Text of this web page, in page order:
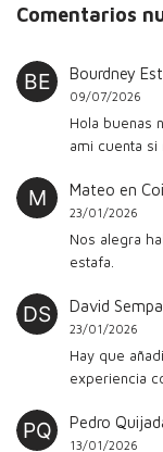
Comentarios
Bourdney
09/07/2026
Hola buenas
ami cuenta
Mateo en
23/01/2026
Nos alegra
estafa.
David
23/01/2026
Hay que
experiencia
Pedro
13/01/2026